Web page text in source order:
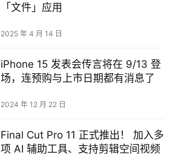
「文件」应用
2025 年 4 月 14 日
iPhone 15 发表会传言将在 9/13 登
场，连预购与上市日期都有消息了
2024 年 12 月 22 日
Final Cut Pro 11 正式推出！ 加入多
项 AI 辅助工具、支持剪辑空间视频